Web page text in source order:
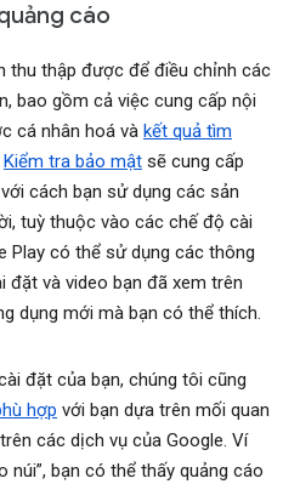
cáo
thu thập được để điều chỉnh các
bao gồm cả việc cung cấp nội
cá nhân hoá và kết quả tìm
Kiểm tra bảo mật sẽ cung cấp
cách bạn sử dụng các sản
tuỳ thuộc vào các chế độ cài
Play có thể sử dụng các thông
đặt và video bạn đã xem trên
dụng mới mà bạn có thể thích.
đặt của bạn, chúng tôi cũng
hợp với bạn dựa trên mối quan
các dịch vụ của Google. Ví
núi”, bạn có thể thấy quảng cáo